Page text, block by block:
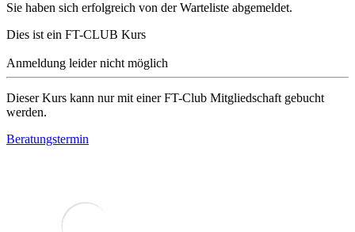
Sie haben sich erfolgreich von der Warteliste abgemeldet.
Dies ist ein FT-CLUB Kurs
Anmeldung leider nicht möglich
Dieser Kurs kann nur mit einer FT-Club Mitgliedschaft gebucht
werden.
Beratungstermin